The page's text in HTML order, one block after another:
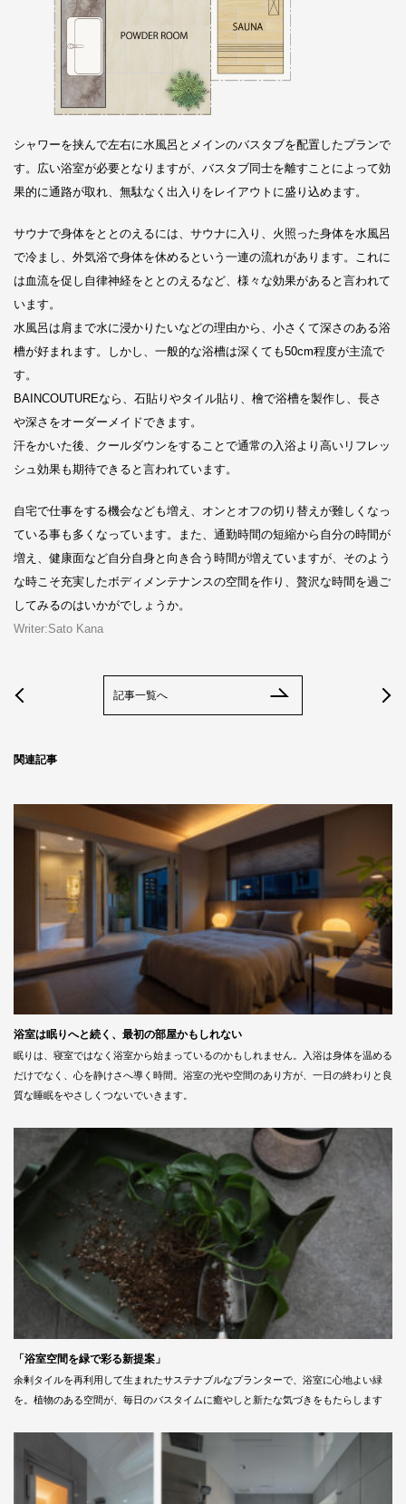
シャワーを挟んで左右に水風呂とメインのバスタブを配置したプランで
す。広い浴室が必要となりますが、バスタブ同士を離すことによって効
果的に通路が取れ、無駄なく出入りをレイアウトに盛り込めます。
サウナで身体をととのえるには、サウナに入り、火照った身体を水風呂
で冷まし、外気浴で身体を休めるという一連の流れがあります。これに
は血流を促し自律神経をととのえるなど、様々な効果があると言われて
います。
水風呂は肩まで水に浸かりたいなどの理由から、小さくて深さのある浴
槽が好まれます。しかし、一般的な浴槽は深くても50cm程度が主流で
す。
BAINCOUTUREなら、石貼りやタイル貼り、檜で浴槽を製作し、長さ
や深さをオーダーメイドできます。
汗をかいた後、クールダウンをすることで通常の入浴より高いリフレッ
シュ効果も期待できると言われています。
自宅で仕事をする機会なども増え、オンとオフの切り替えが難しくなっ
ている事も多くなっています。また、通勤時間の短縮から自分の時間が
増え、健康面など自分自身と向き合う時間が増えていますが、そのよう
な時こそ充実したボディメンテナンスの空間を作り、贅沢な時間を過ご
してみるのはいかがでしょうか。
Writer:Sato Kana
記事一覧へ
関連記事
浴室は眠りへと続く、最初の部屋かもしれない
眠りは、寝室ではなく浴室から始まっているのかもしれません。入浴は身体を温める
だけでなく、心を静けさへ導く時間。浴室の光や空間のあり方が、一日の終わりと良
質な睡眠をやさしくつないでいきます。
「浴室空間を緑で彩る新提案」
余剰タイルを再利用して生まれたサステナブルなプランターで、浴室に心地よい緑
を。植物のある空間が、毎日のバスタイムに癒やしと新たな気づきをもたらします